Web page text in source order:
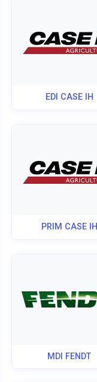
EDI CASE IH
PRIM CASE IH
MDI FENDT